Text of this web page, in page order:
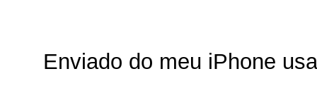
Enviado do meu iPhone